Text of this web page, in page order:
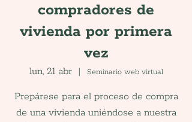
compradores de
vivienda por primera
vez
lun, 21 abr
  |
Seminario web virtual
Prepárese para el proceso de compra
de una vivienda uniéndose a nuestra